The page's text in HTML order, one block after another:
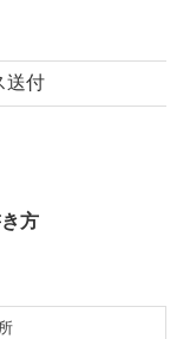
送付
方